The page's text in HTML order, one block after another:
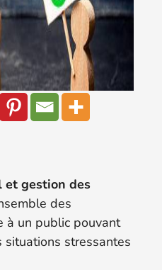
et gestion des
des
à un public pouvant
stressantes